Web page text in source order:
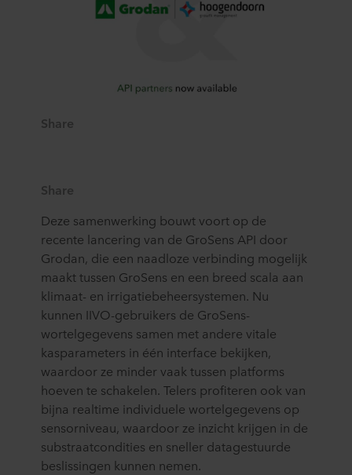
Share
Share
Deze samenwerking bouwt voort op de
recente lancering van de GroSens API door
Grodan, die een naadloze verbinding mogelijk
maakt tussen GroSens en een breed scala aan
klimaat- en irrigatiebeheersystemen. Nu
kunnen IIVO-gebruikers de GroSens-
wortelgegevens samen met andere vitale
kasparameters in één interface bekijken,
waardoor ze minder vaak tussen platforms
hoeven te schakelen. Telers profiteren ook van
bijna realtime individuele wortelgegevens op
sensorniveau, waardoor ze inzicht krijgen in de
substraatcondities en sneller datagestuurde
beslissingen kunnen nemen.